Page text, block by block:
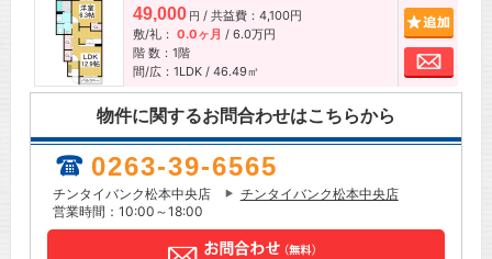
49,000 円 / 共益費：4,100円
敷/礼： 0.0ヶ月 / 6.0万円
階 数：1階
間/広：1LDK / 46.49㎡
お問
物件に関するお問合わせはこちらから
0263-39-6565
チンタイバンク松本中央店
チンタイバンク松本中央店
営業時間：10:00～18:00